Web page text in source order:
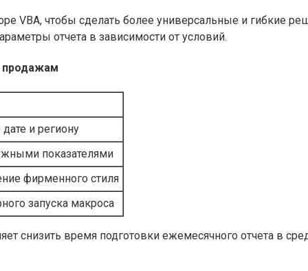
VBA, чтобы сделать более универсальные и гибкие
отчета в зависимости от условий.
продажам
и региону
показателями
фирменного стиля
запуска макроса
снизить время подготовки ежемесячного отчета в